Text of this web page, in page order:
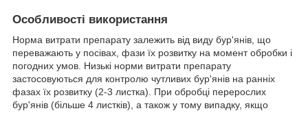
Особливості використання
Норма витрати препарату залежить від виду бур'янів, що
переважають у посівах, фази їх розвитку на момент обробки і
погодних умов. Низькі норми витрати препарату
застосовуються для контролю чутливих бур'янів на ранніх
фазах їх розвитку (2-3 листка). При обробці перерослих
бур'янів (більше 4 листків), а також у тому випадку, якщо